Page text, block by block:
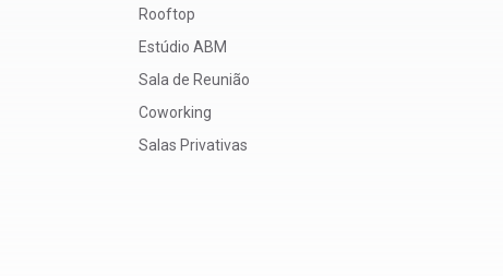
Rooftop
Estúdio ABM
Sala de Reunião
Coworking
Salas Privativas